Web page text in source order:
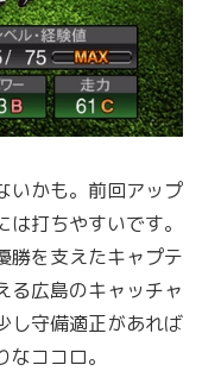
いかも。前回アップ
打ちやすいです。
勝を支えたキャプテ
る広島のキャッチャ
し守備適正があれば
ココロ。